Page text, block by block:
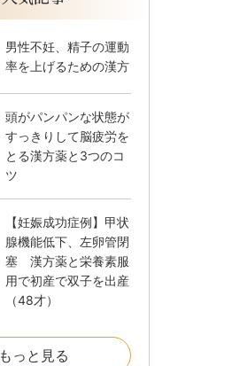
男性不妊、精子の運動
率を上げるための漢方
頭がパンパンな状態が
すっきりして脳疲労を
とる漢方薬と3つのコ
ツ
【妊娠成功症例】甲状
腺機能低下、左卵管閉
塞 漢方薬と栄養素服
用で初産で双子を出産
（48才）
もっと見る